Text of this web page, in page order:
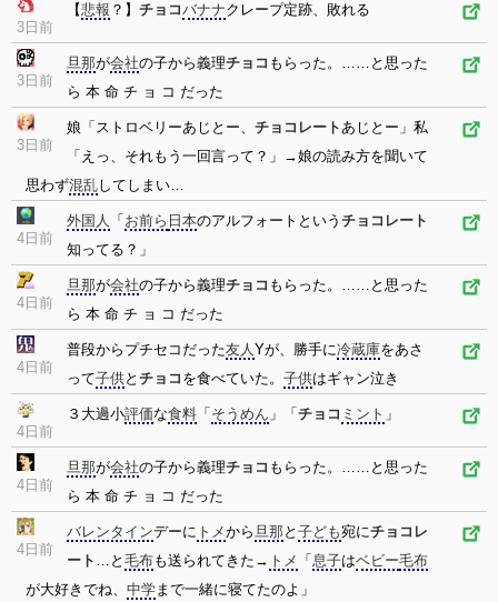
3日前
【悲報 ？】 チョコバナナクレープ定跡、敗れる
3日前
旦那が会社の子から義理チョコ もらった。……と思った
ら 本 命 チ ョ コ だった
3日前
娘「ストロベリーあじとー、 チョコレートあじとー」私
「えっ、それもう一回言って？」→娘の読み方を聞いて
思わず混乱してしまい…
4日前
外国人 「 お前ら 日本のアルフォートという チョコレート
知ってる？」
4日前
旦那が会社の子から義理チョコ もらった。……と思った
ら 本 命 チ ョ コ だった
4日前
普段からプチセコだった友人Yが、勝手に冷蔵庫をあさ
って子供と チョコ を食べていた。 子供はギャン泣き
4日前
３大過小評価な食料 「 そうめん 」「 チョコ ミント 」
4日前
旦那が会社の子から義理チョコ もらった。……と思った
ら 本 命 チ ョ コ だった
4日前
バレンタインデーに トメから旦那 と 子ども宛にチョコレ
ート …と 毛布も送られてきた→ トメ 「 息子はベビー毛布
が大好きでね、 中学まで一緒に寝てたのよ」